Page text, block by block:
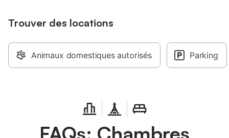
Trouver des locations
Animaux domestiques autorisés Parking
FAQs: Chambres